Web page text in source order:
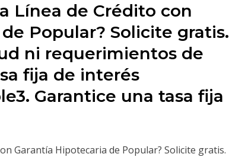
Línea de Crédito con
Popular? Solicite gratis.
ni requerimientos de
fija de interés
Garantice una tasa fija
Garantía Hipotecaria de Popular? Solicite gratis.